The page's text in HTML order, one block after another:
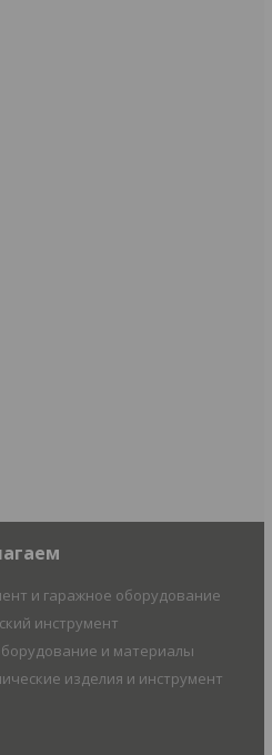
и гаражное оборудование
инструмент
и материалы
изделия и инструмент